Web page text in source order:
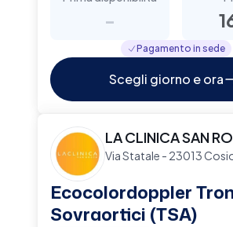
-
Pagamento in sede
Scegli giorno e ora
LA CLINICA SAN
Via Statale - 23013
Ecocolordoppler
Sovraortici (TSA)